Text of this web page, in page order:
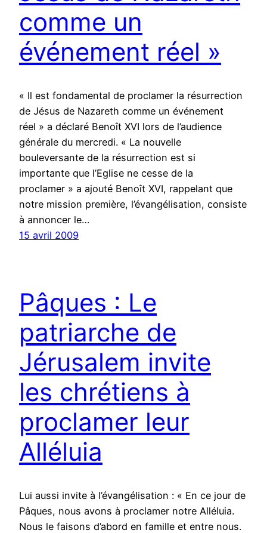
comme un
événement réel »
« Il est fondamental de proclamer la résurrection
de Jésus de Nazareth comme un événement
réel » a déclaré Benoît XVI lors de l’audience
générale du mercredi. « La nouvelle
bouleversante de la résurrection est si
importante que l’Eglise ne cesse de la
proclamer » a ajouté Benoît XVI, rappelant que
notre mission première, l’évangélisation, consiste
à annoncer le…
15 avril 2009
Pâques : Le
patriarche de
Jérusalem invite
les chrétiens à
proclamer leur
Alléluia
Lui aussi invite à l’évangélisation : « En ce jour de
Pâques, nous avons à proclamer notre Alléluia.
Nous le faisons d’abord en famille et entre nous.